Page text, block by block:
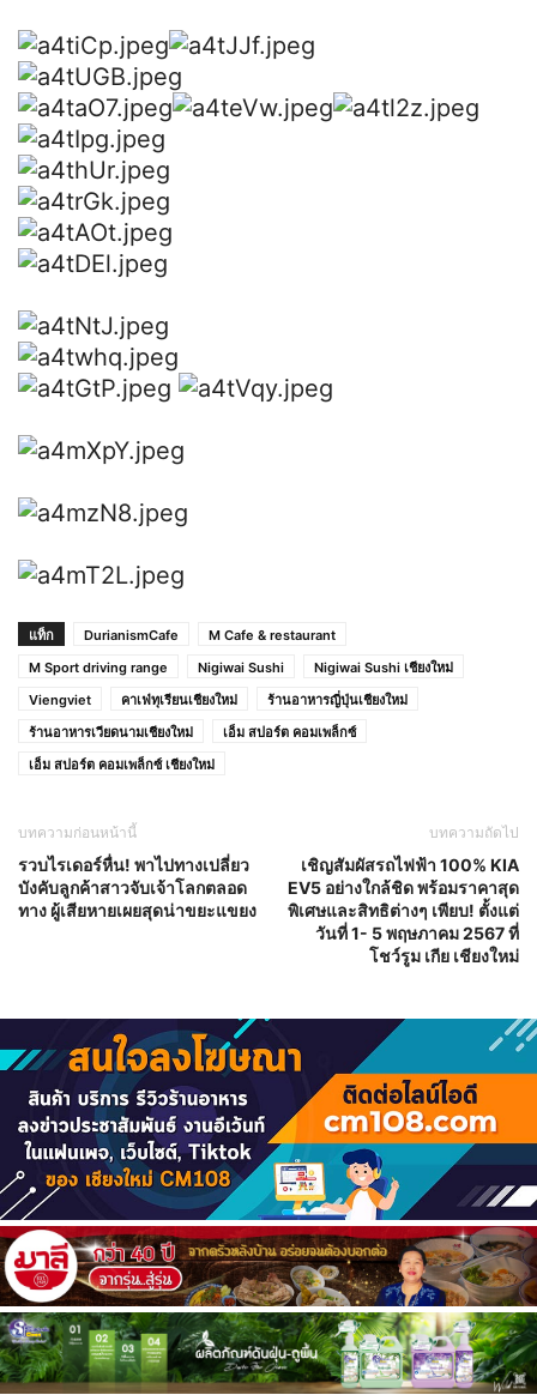
แท็ก DurianismCafe
M Cafe & restaurant
M Sport driving range
Nigiwai Sushi
Nigiwai Sushi เชียงใหม่
Viengviet
คาเฟ่ทุเรียนเชียงใหม่
ร้านอาหารญี่ปุ่นเชียงใหม่
ร้านอาหารเวียดนามเชียงใหม่
เอ็ม สปอร์ต คอมเพล็กซ์
เอ็ม สปอร์ต คอมเพล็กซ์ เชียงใหม่
บทความก่อนหน้านี้
รวบไรเดอร์หื่น! พาไปทางเปลี่ยว
บังคับลูกค้าสาวจับเจ้าโลกตลอด
ทาง ผู้เสียหายเผยสุดน่าขยะแขยง
บทความถัดไป
เชิญสัมผัสรถไฟฟ้า 100% KIA
EV5 อย่างใกล้ชิด พร้อมราคาสุด
พิเศษและสิทธิต่างๆ เพียบ! ตั้งแต่
วันที่ 1- 5 พฤษภาคม 2567 ที่
โชว์รูม เกีย เชียงใหม่